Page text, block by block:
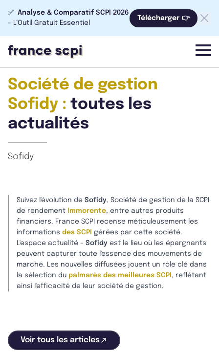
✅ Analyse & Comparatif SCPI 2026
- L’Outil Gratuit Essentiel
Télécharger 👉
menu
Société de gestion
Sofidy : toutes les
actualités
Sofidy
Suivez l'évolution de Sofidy, Société de gestion de la SCPI
de rendement
Immorente, entre autres produits
financiers. France SCPI recense méticuleusement les
informations des SCPI gérées par cette société.
L'espace actualité – Sofidy est le lieu où les épargnants
peuvent capturer toute l'essence des mouvements de
marché. Les nouvelles diffusées jouent un rôle clé dans
la sélection du palmarès des meilleures SCPI , reflétant
ainsi l'efficacité de leur société de gestion.
Voir tous les articles